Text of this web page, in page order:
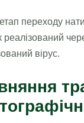
переходу
реалізований
вірус.